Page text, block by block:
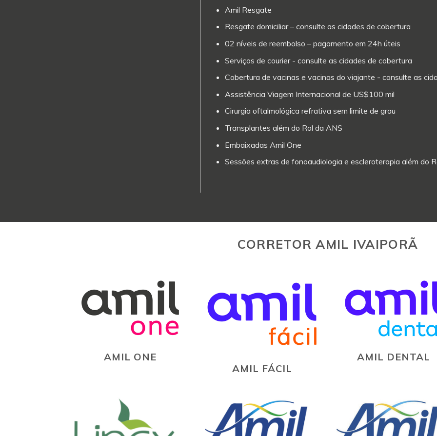
Amil Resgate
Resgate domiciliar – consulte as cidades de cobertura
02 níveis de reembolso – pagamento em 24h úteis
Serviços de courier - consulte as cidades de cobertura
Cobertura de vacinas e vacinas do viajante - consulte as
Assistência Viagem Internacional de US$100 mil
Cirurgia oftalmológica refrativa sem limite de grau
Transplantes além do Rol da ANS
Embaixadas Amil One
Sessões extras de fonoaudiologia e escleroterapia além do
CORRETOR AMIL IVAIPORÃ
AMIL ONE
AMIL FÁCIL
AMIL DENTAL